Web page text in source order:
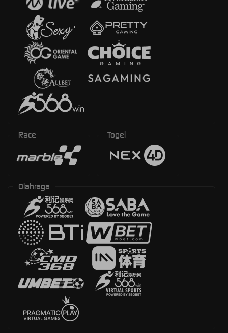
Race Togel
Olahraga